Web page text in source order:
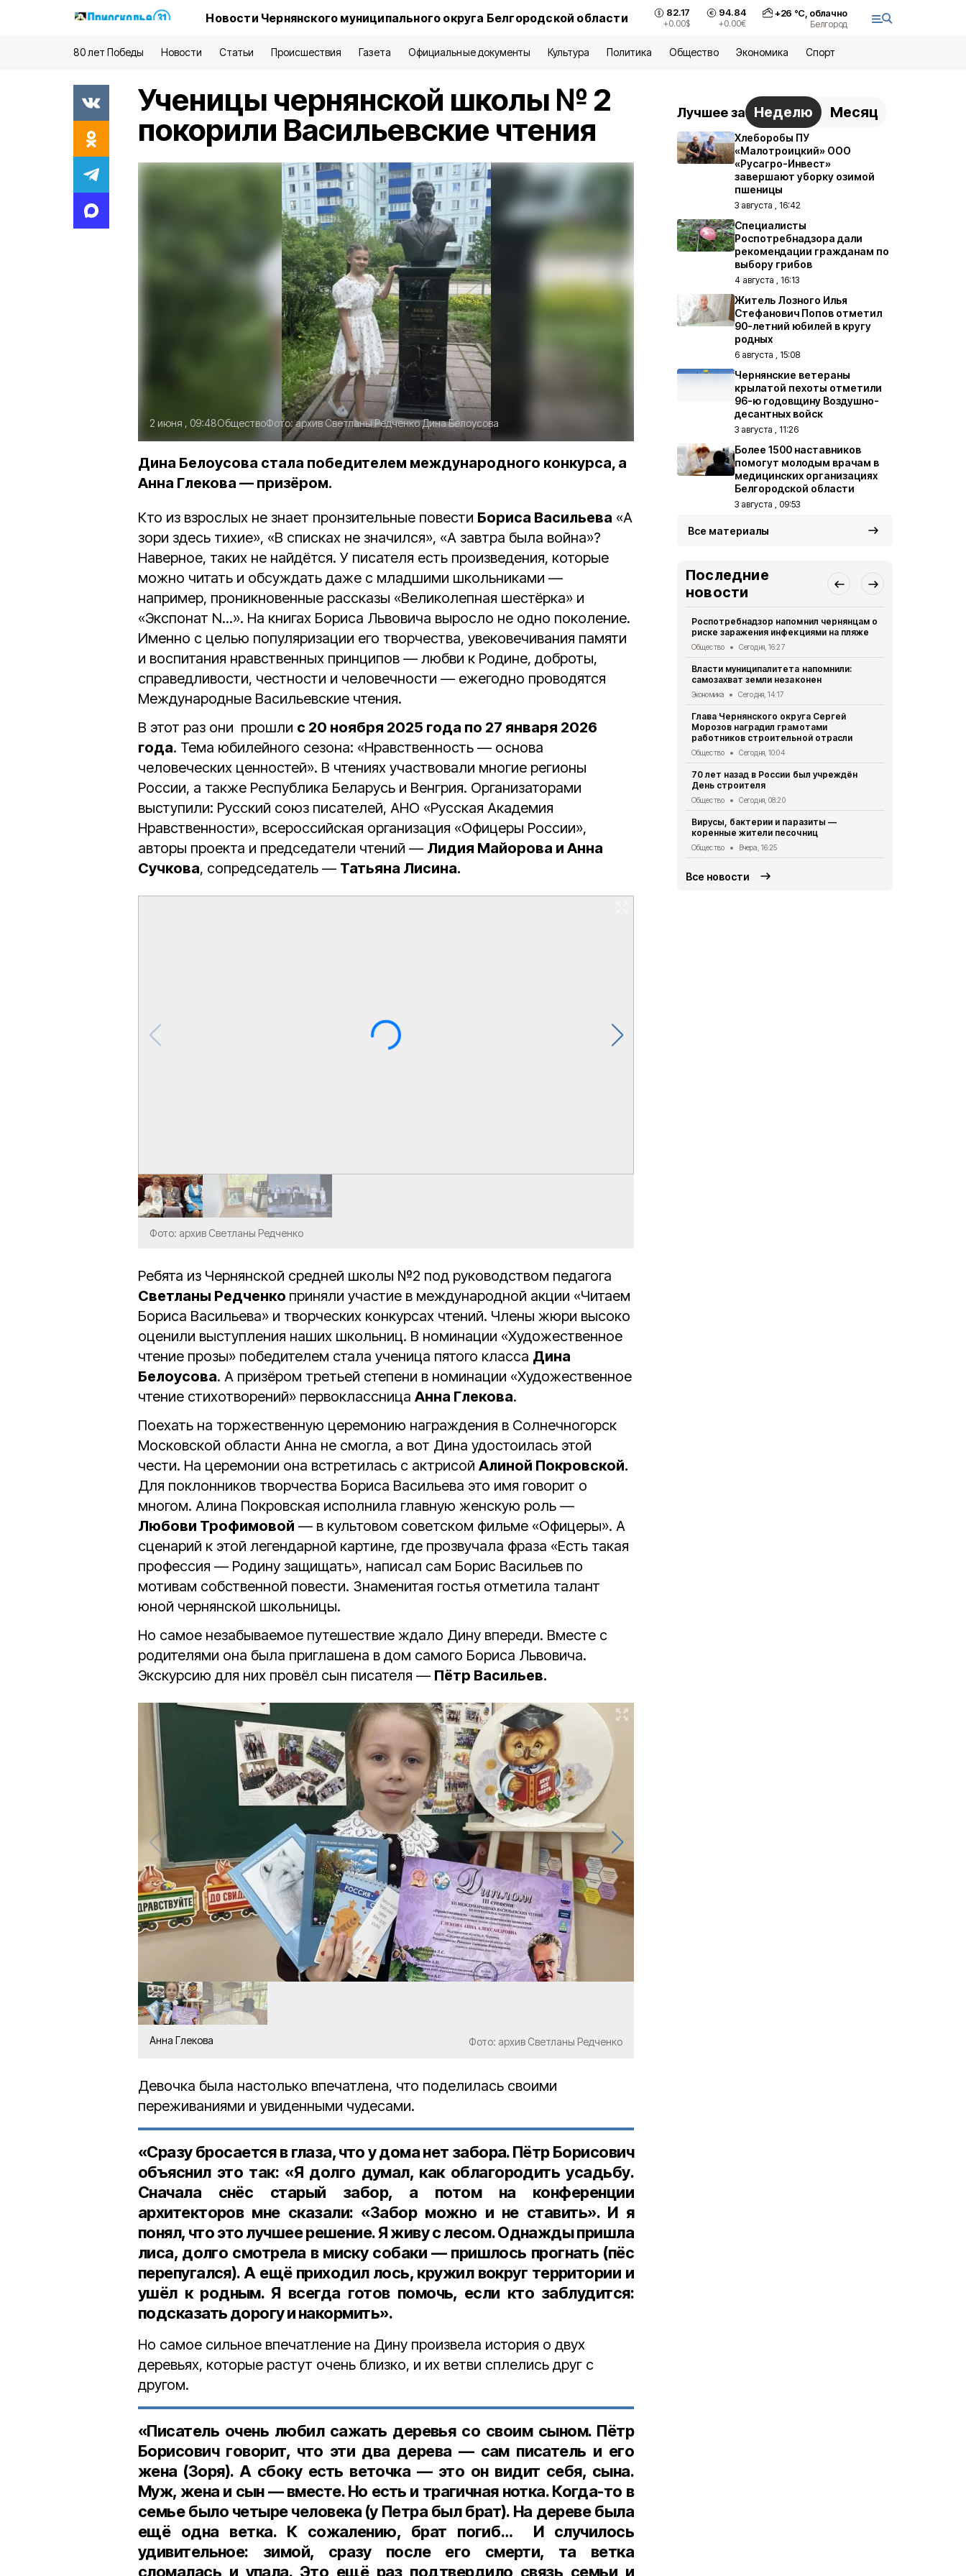
Новости Чернянского муниципального округа Белгородской области 82.17
+0.00$
94.84
+0.00€
+26 °С, облачно
Белгород
80 лет Победы Новости Статьи Происшествия Газета Официальные документы Культура Политика Общество Экономика Спорт
Ученицы чернянской школы № 2
покорили Васильевские чтения
2 июня , 09:48ОбществоФото:архив Светланы РедченкоДина Белоусова
Дина Белоусова стала победителем международного конкурса, а
Анна Глекова — призёром.
Кто из взрослых не знает пронзительные повести Бориса Васильева «А
зори здесь тихие», «В списках не значился», «А завтра была война»?
Наверное, таких не найдётся. У писателя есть произведения, которые
можно читать и обсуждать даже с младшими школьниками —
например, проникновенные рассказы «Великолепная шестёрка» и
«Экспонат N...». На книгах Бориса Львовича выросло не одно поколение.
Именно с целью популяризации его творчества, увековечивания памяти
и воспитания нравственных принципов — любви к Родине, доброты,
справедливости, честности и человечности — ежегодно проводятся
Международные Васильевские чтения.
В этот раз они прошли с 20 ноября 2025 года по 27 января 2026
года. Тема юбилейного сезона: «Нравственность — основа
человеческих ценностей». В чтениях участвовали многие регионы
России, а также Республика Беларусь и Венгрия. Организаторами
выступили: Русский союз писателей, АНО «Русская Академия
Нравственности», всероссийская организация «Офицеры России»,
авторы проекта и председатели чтений — Лидия Майорова и Анна
Сучкова, сопредседатель — Татьяна Лисина.
Фото: архив Светланы Редченко
Ребята из Чернянской средней школы №2 под руководством педагога
Светланы Редченко приняли участие в международной акции «Читаем
Бориса Васильева» и творческих конкурсах чтений. Члены жюри высоко
оценили выступления наших школьниц. В номинации «Художественное
чтение прозы» победителем стала ученица пятого класса Дина
Белоусова. А призёром третьей степени в номинации «Художественное
чтение стихотворений» первоклассница Анна Глекова.
Поехать на торжественную церемонию награждения в Солнечногорск
Московской области Анна не смогла, а вот Дина удостоилась этой
чести. На церемонии она встретилась с актрисой Алиной Покровской.
Для поклонников творчества Бориса Васильева это имя говорит о
многом. Алина Покровская исполнила главную женскую роль —
Любови Трофимовой — в культовом советском фильме «Офицеры». А
сценарий к этой легендарной картине, где прозвучала фраза «Есть такая
профессия — Родину защищать», написал сам Борис Васильев по
мотивам собственной повести. Знаменитая гостья отметила талант
юной чернянской школьницы.
Но самое незабываемое путешествие ждало Дину впереди. Вместе с
родителями она была приглашена в дом самого Бориса Львовича.
Экскурсию для них провёл сын писателя — Пётр Васильев.
Анна Глекова Фото: архив Светланы Редченко
Девочка была настолько впечатлена, что поделилась своими
переживаниями и увиденными чудесами.
«Сразу бросается в глаза, что у дома нет забора. Пётр Борисович
объяснил это так: «Я долго думал, как облагородить усадьбу.
Сначала снёс старый забор, а потом на конференции
архитекторов мне сказали: «Забор можно и не ставить». И я
понял, что это лучшее решение. Я живу с лесом. Однажды пришла
лиса, долго смотрела в миску собаки — пришлось прогнать (пёс
перепугался). А ещё приходил лось, кружил вокруг территории и
ушёл к родным. Я всегда готов помочь, если кто заблудится:
подсказать дорогу и накормить».
Но самое сильное впечатление на Дину произвела история о двух
деревьях, которые растут очень близко, и их ветви сплелись друг с
другом.
«Писатель очень любил сажать деревья со своим сыном. Пётр
Борисович говорит, что эти два дерева — сам писатель и его
жена (Зоря). А сбоку есть веточка — это он видит себя, сына.
Муж, жена и сын — вместе. Но есть и трагичная нотка. Когда-то в
семье было четыре человека (у Петра был брат). На дереве была
ещё одна ветка. К сожалению, брат погиб… И случилось
удивительное: зимой, сразу после его смерти, та ветка
сломалась и упала. Это ещё раз подтвердило связь семьи и
Лучшее за Неделю Месяц
Хлеборобы ПУ
«Малотроицкий» ООО
«Русагро-Инвест»
завершают уборку озимой
пшеницы
3 августа , 16:42
Специалисты
Роспотребнадзора дали
рекомендации гражданам по
выбору грибов
4 августа , 16:13
Житель Лозного Илья
Стефанович Попов отметил
90-летний юбилей в кругу
родных
6 августа , 15:08
Чернянские ветераны
крылатой пехоты отметили
96-ю годовщину Воздушно-
десантных войск
3 августа , 11:26
Более 1500 наставников
помогут молодым врачам в
медицинских организациях
Белгородской области
3 августа , 09:53
Все материалы
Последние
новости
Роспотребнадзор напомнил чернянцам о
риске заражения инфекциями на пляже
Общество Сегодня, 16:27
Власти муниципалитета напомнили:
самозахват земли незаконен
Экономика Сегодня, 14:17
Глава Чернянского округа Сергей
Морозов наградил грамотами
работников строительной отрасли
Общество Сегодня, 10:04
70 лет назад в России был учреждён
День строителя
Общество Сегодня, 08:20
Вирусы, бактерии и паразиты —
коренные жители песочниц
Общество Вчера, 16:25
Все новости